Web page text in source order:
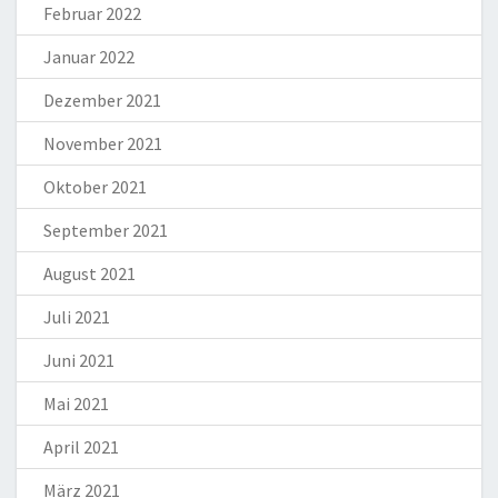
Februar 2022
Januar 2022
Dezember 2021
November 2021
Oktober 2021
September 2021
August 2021
Juli 2021
Juni 2021
Mai 2021
April 2021
März 2021